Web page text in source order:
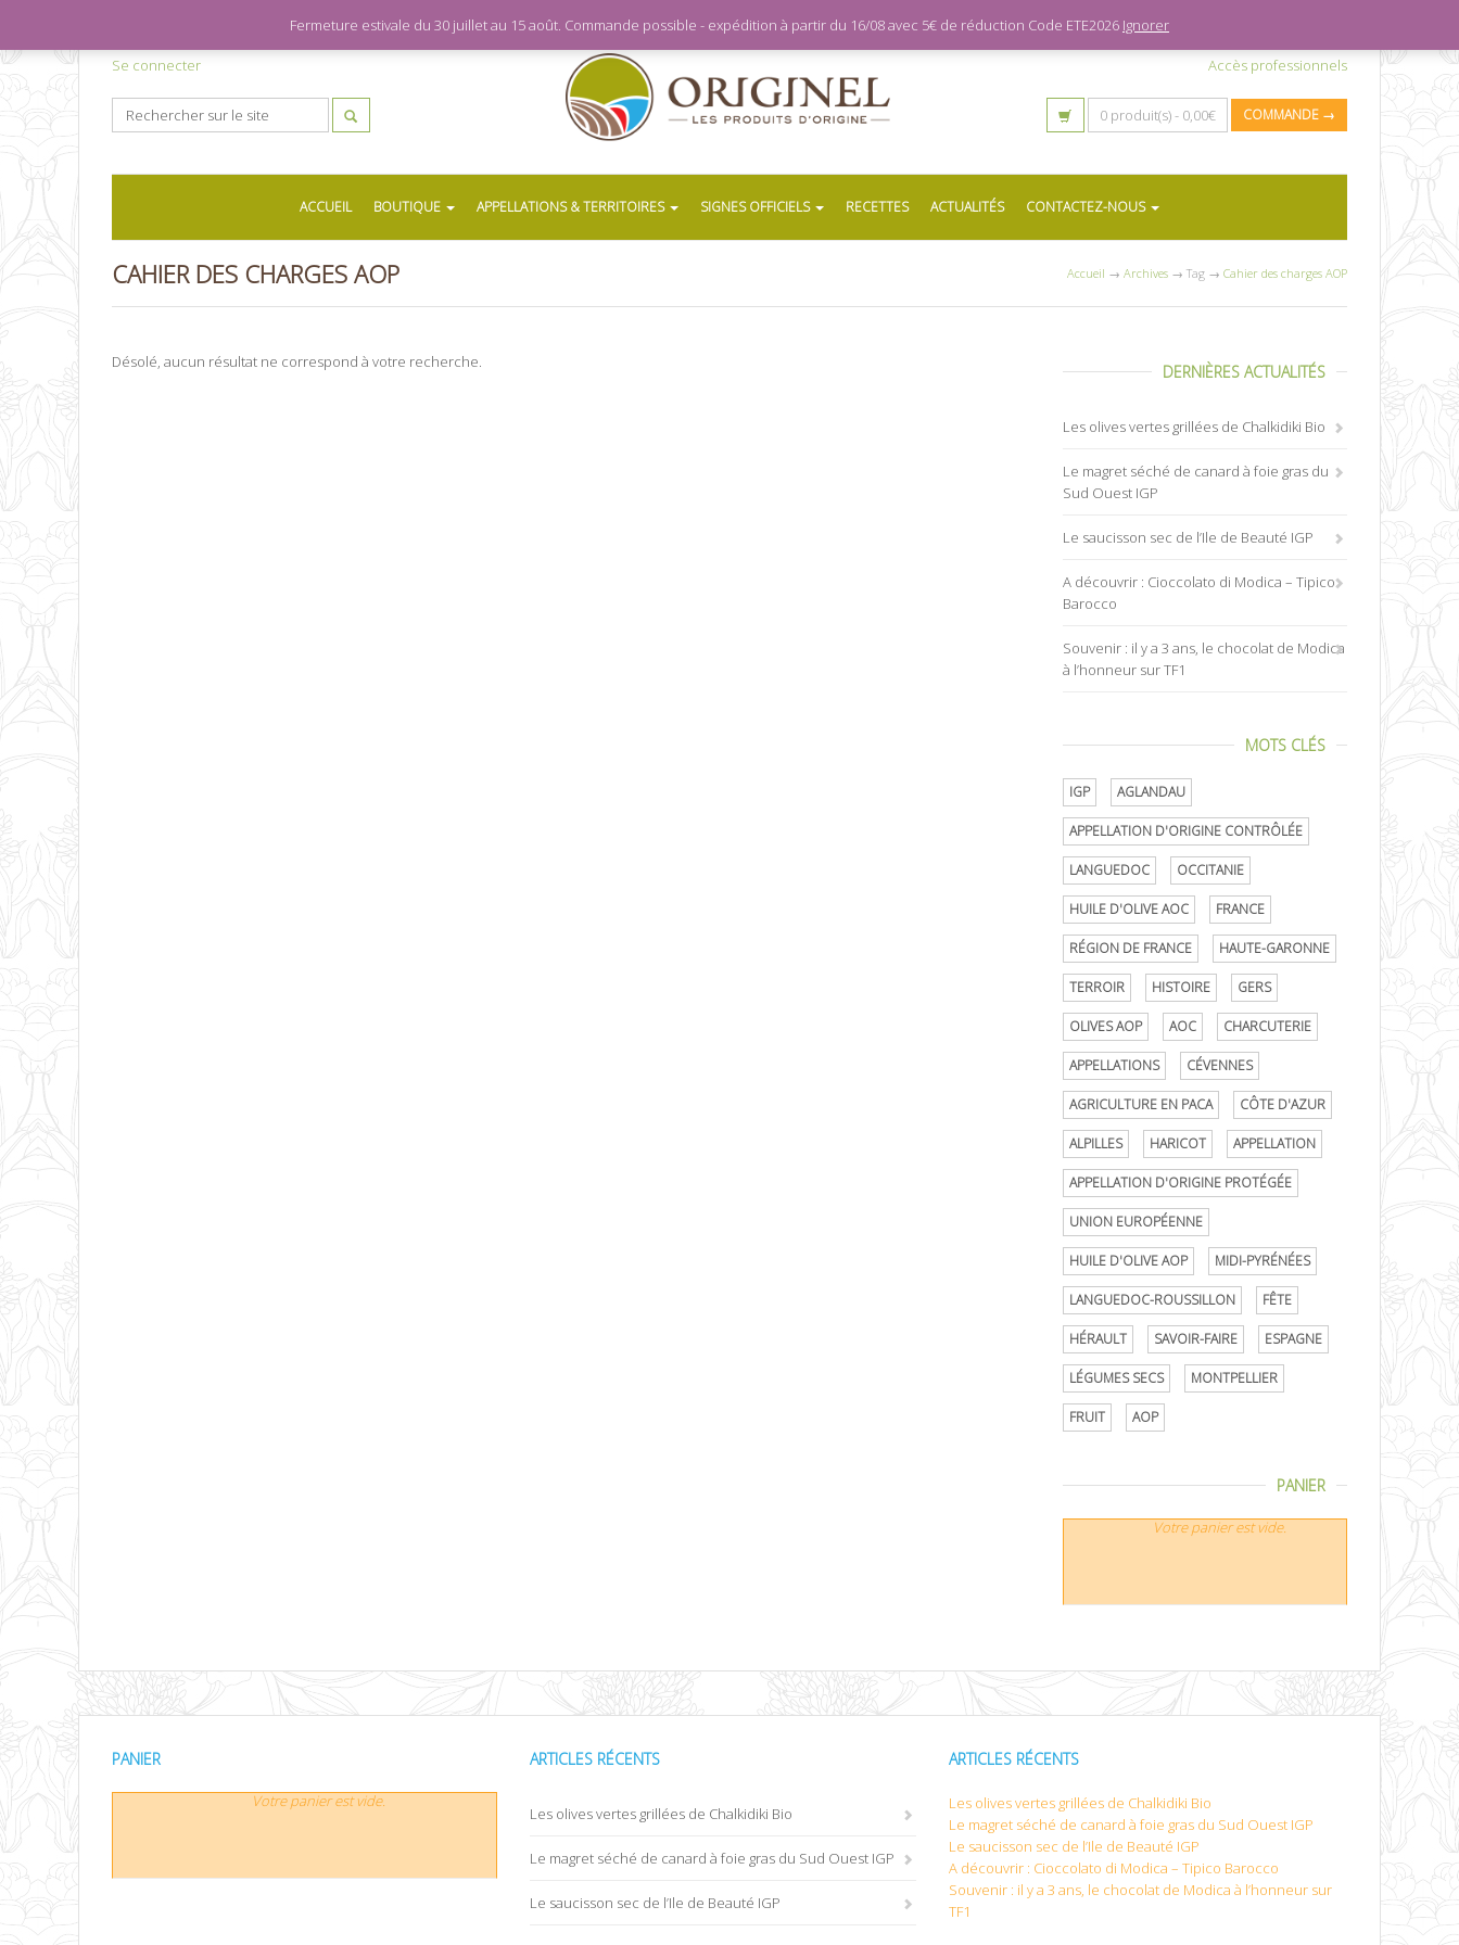
Se connecter Accès professionnels
0 produit(s) - 0,00€ COMMANDE →
ACCUEIL BOUTIQUE APPELLATIONS & TERRITOIRES SIGNES OFFICIELS RECETTES ACTUALITÉS CONTACTEZ-NOUS
CAHIER DES CHARGES AOP Accueil → Archives → Tag → Cahier des charges AOP
Désolé, aucun résultat ne correspond à votre recherche. DERNIÈRES ACTUALITÉS
Les olives vertes grillées de Chalkidiki Bio
Le magret séché de canard à foie gras du
Sud Ouest IGP
Le saucisson sec de l’Ile de Beauté IGP
A découvrir : Cioccolato di Modica – Tipico
Barocco
Souvenir : il y a 3 ans, le chocolat de Modica
à l’honneur sur TF1
MOTS CLÉS
IGP AGLANDAU
APPELLATION D'ORIGINE CONTRÔLÉE
LANGUEDOC OCCITANIE
HUILE D'OLIVE AOC FRANCE
RÉGION DE FRANCE HAUTE-GARONNE
TERROIR HISTOIRE GERS
OLIVES AOP AOC CHARCUTERIE
APPELLATIONS CÉVENNES
AGRICULTURE EN PACA CÔTE D'AZUR
ALPILLES HARICOT APPELLATION
APPELLATION D'ORIGINE PROTÉGÉE
UNION EUROPÉENNE
HUILE D'OLIVE AOP MIDI-PYRÉNÉES
LANGUEDOC-ROUSSILLON FÊTE
HÉRAULT SAVOIR-FAIRE ESPAGNE
LÉGUMES SECS MONTPELLIER
FRUIT AOP
PANIER
Votre panier est vide.
PANIER
Votre panier est vide.
ARTICLES RÉCENTS
Les olives vertes grillées de Chalkidiki Bio
Le magret séché de canard à foie gras du Sud Ouest IGP
Le saucisson sec de l’Ile de Beauté IGP
ARTICLES RÉCENTS
Les olives vertes grillées de Chalkidiki Bio
Le magret séché de canard à foie gras du Sud Ouest IGP
Le saucisson sec de l’Ile de Beauté IGP
A découvrir : Cioccolato di Modica – Tipico Barocco
Souvenir : il y a 3 ans, le chocolat de Modica à l’honneur sur
TF1
Fermeture estivale du 30 juillet au 15 août. Commande possible - expédition à partir du 16/08 avec 5€ de réduction Code ETE2026 Ignorer